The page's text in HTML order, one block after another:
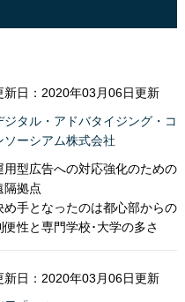
新日：2020年03月06日更新
ジタル・アドバタイジング・コ
ソーシアム株式会社
用型広告への対応強化のための
隔拠点
め手となったのは都心部からの
便性と専門学校･大学の多さ
新日：2020年03月06日更新